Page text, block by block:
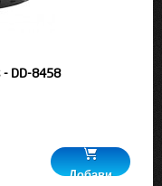
DD-8458
Добави